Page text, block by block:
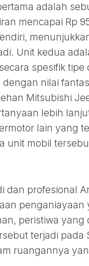
adalah
mencapai Rp
Unit kedua
spesifik
nilai
Mitsubishi
lebih
lain yang
unit mobil
dan profesional
peristiwa
terjadi pada
ruangannya